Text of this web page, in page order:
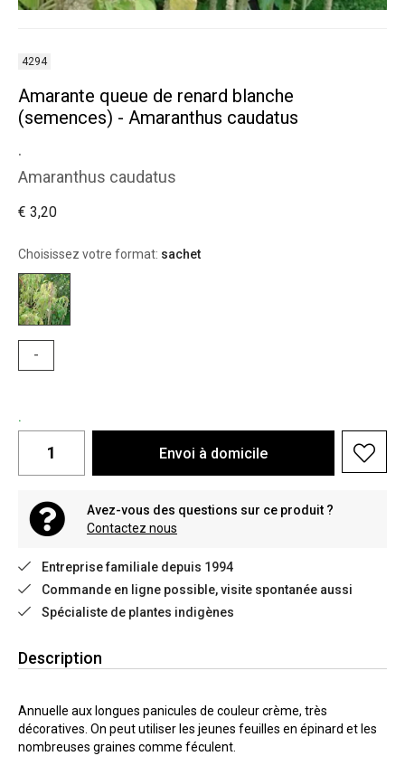
4294
Amarante queue de renard blanche
(semences) - Amaranthus caudatus
.
Amaranthus caudatus
€ 3,20
Choisissez votre format: sachet
-
.
Envoi à domicile
Avez-vous des questions sur ce produit ?
Contactez nous
Entreprise familiale depuis 1994
Commande en ligne possible, visite spontanée aussi
Spécialiste de plantes indigènes
Description
Annuelle aux longues panicules de couleur crème, très
décoratives. On peut utiliser les jeunes feuilles en épinard et les
nombreuses graines comme féculent.